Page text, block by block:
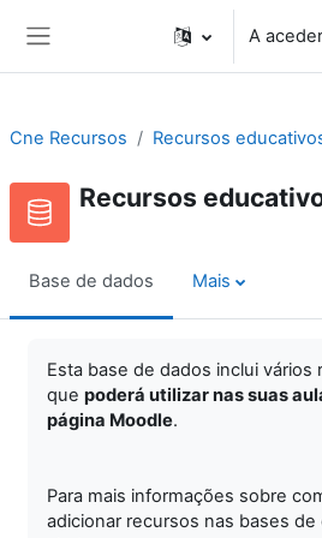
A
Cne Recursos Recursos
Recursos
Base de dados Mais
Esta base de dados inclui
que poderá utilizar nas suas
página Moodle.
Para mais informações sobre
adicionar recursos nas bases de